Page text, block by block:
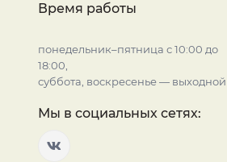
Время работы
понедельник–пятница с 10:00 до
18:00,
суббота, воскресенье — выходной
Мы в социальных сетях: